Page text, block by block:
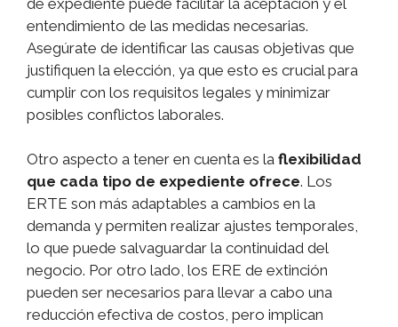
entendimiento de las medidas necesarias.
Asegúrate de identificar las causas objetivas que
justifiquen la elección, ya que esto es crucial para
cumplir con los requisitos legales y minimizar
posibles conflictos laborales.
Otro aspecto a tener en cuenta es la flexibilidad
que cada tipo de expediente ofrece. Los
ERTE son más adaptables a cambios en la
demanda y permiten realizar ajustes temporales,
lo que puede salvaguardar la continuidad del
negocio. Por otro lado, los ERE de extinción
pueden ser necesarios para llevar a cabo una
reducción efectiva de costos, pero implican